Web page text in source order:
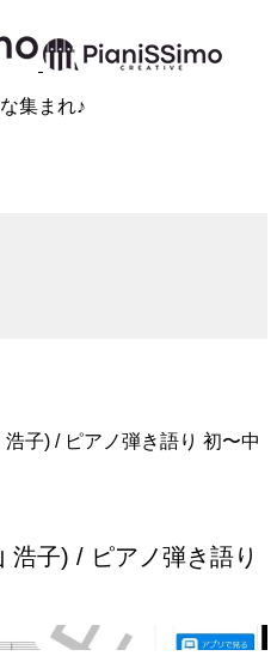
集まれ♪
子) / ピアノ弾き語り 初〜中
浩子) / ピアノ弾き語り